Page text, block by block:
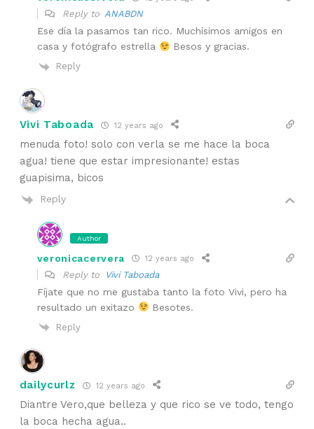
Reply to ANABDN
Ese día la pasamos tan rico. Muchísimos amigos en
casa y fotógrafo estrella
Besos y gracias.
Reply
Vivi Taboada 12 years ago
menuda foto! solo con verla se me hace la boca
agua! tiene que estar impresionante! estas
guapisima, bicos
Reply
Author
veronicacervera 12 years ago
Reply to Vivi Taboada
Fíjate que no me gustaba tanto la foto Vivi, pero ha
resultado un exitazo
Besotes.
Reply
dailycurlz 12 years ago
Diantre Vero,que belleza y que rico se ve todo, tengo
la boca hecha agua..